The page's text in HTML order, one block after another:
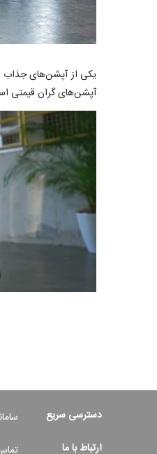
آپشن‌های گران قیمتی
دسترسی سریع
ارتباط با ما